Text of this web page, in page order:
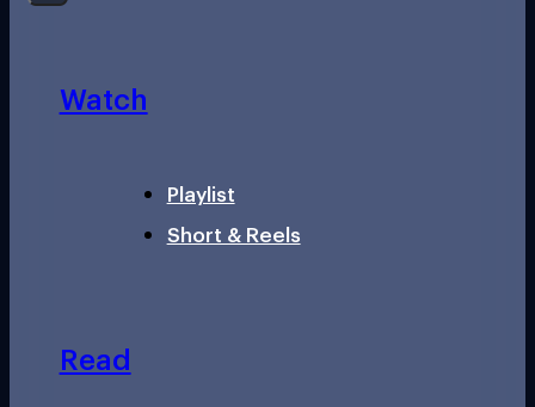
Watch
Playlist
Short & Reels
Read